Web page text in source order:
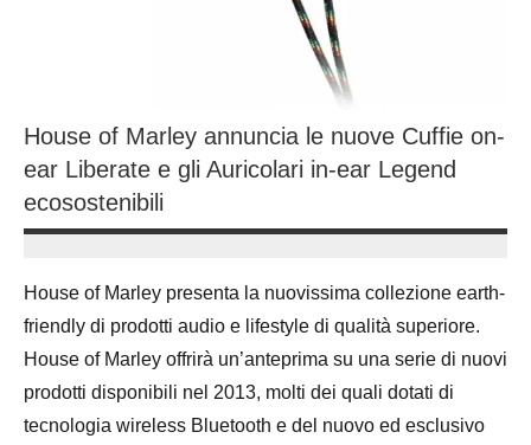
House of Marley annuncia le nuove Cuffie on-
ear Liberate e gli Auricolari in-ear Legend
ecosostenibili
Novembre
2016
Bassanelli
House of Marley presenta la nuovissima collezione earth-
friendly di prodotti audio e lifestyle di qualità superiore.
House of Marley offrirà un’anteprima su una serie di nuovi
prodotti disponibili nel 2013, molti dei quali dotati di
tecnologia wireless Bluetooth e del nuovo ed esclusivo